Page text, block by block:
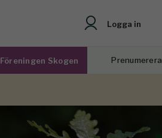
Logga in
Föreningen Skogen Prenumerera